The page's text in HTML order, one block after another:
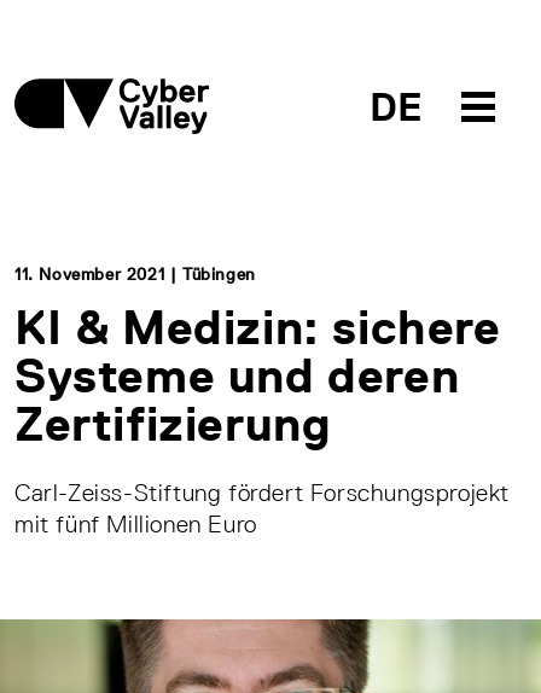
DE
11. November 2021 | Tübingen
KI & Medizin: sichere
Systeme und deren
Zertifizierung
Carl-Zeiss-Stiftung fördert Forschungsprojekt
mit fünf Millionen Euro